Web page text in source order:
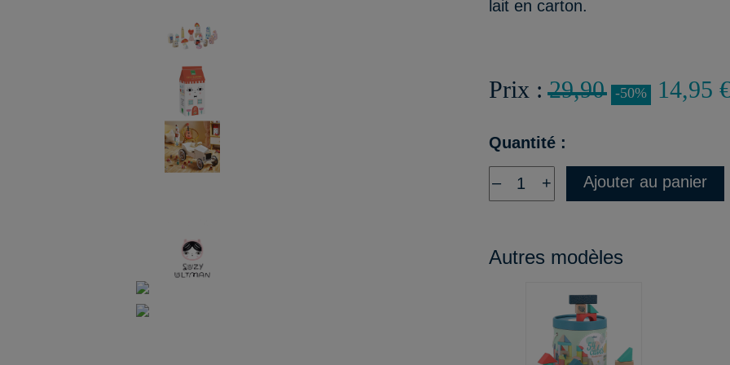
lait en carton.
Prix :29,90 -50% 14,95
Quantité :
– + Ajouter au panier
Autres modèles